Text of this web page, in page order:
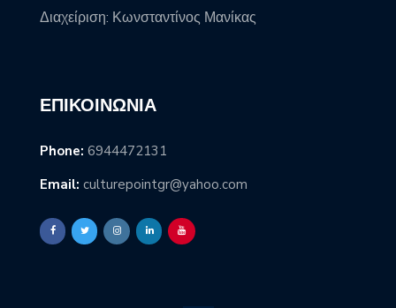
Διαχείριση: Κωνσταντίνος Μανίκας
ΕΠΙΚΟΙΝΩΝΊΑ
Phone: 6944472131
Email: culturepointgr@yahoo.com